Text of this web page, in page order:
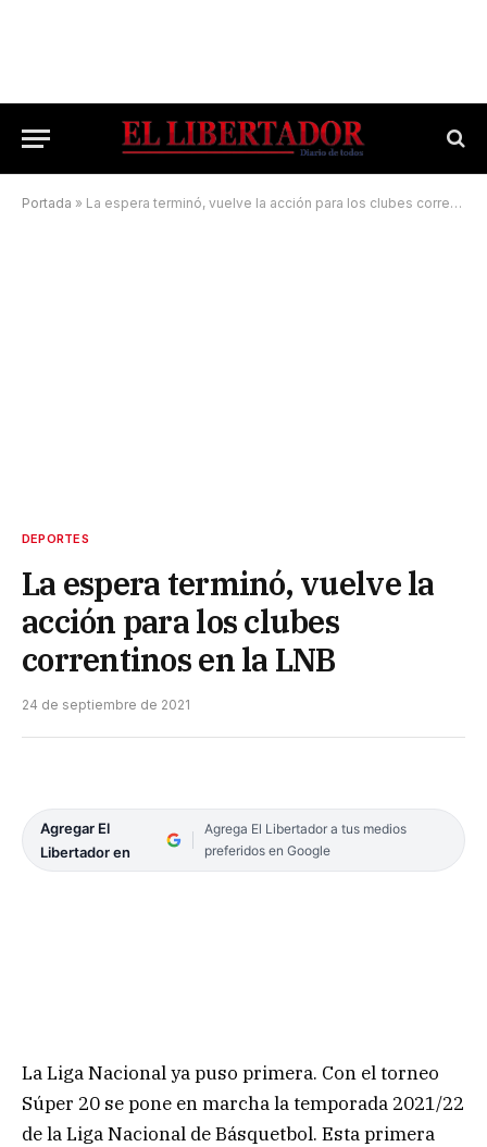
Portada » La espera terminó, vuelve la acción para los clubes correntinos en la LNB
DEPORTES
La espera terminó, vuelve la
acción para los clubes
correntinos en la LNB
24 de septiembre de 2021
Agregar El
Libertador en
Agrega El Libertador a tus medios
preferidos en Google
La Liga Nacional ya puso primera. Con el torneo
Súper 20 se pone en marcha la temporada 2021/22
de la Liga Nacional de Básquetbol. Esta primera